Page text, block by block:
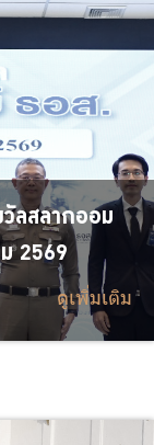
วัลสลากออม
2569
ดูเพิ่มเติม